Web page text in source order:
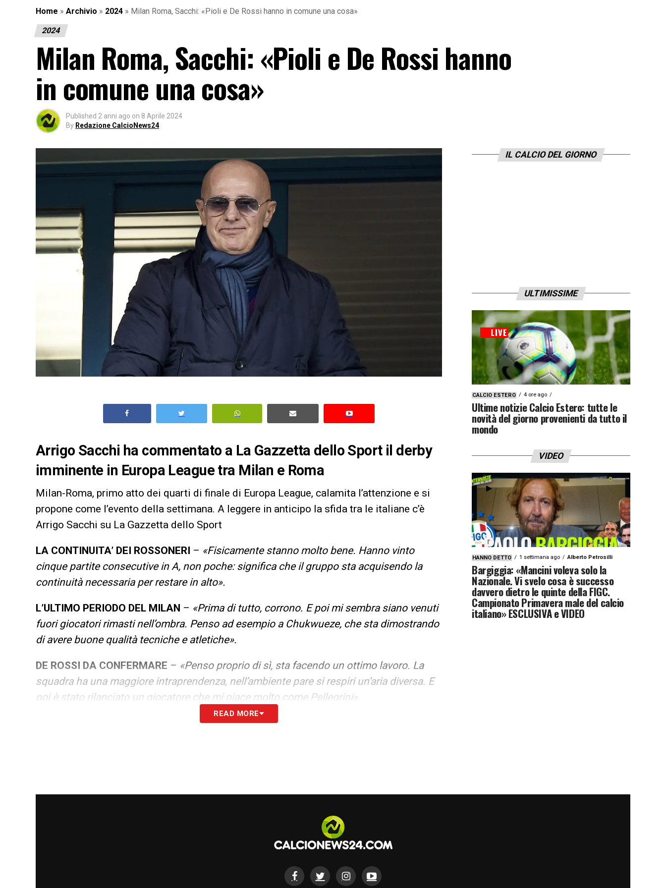
Home » Archivio » 2024 » Milan Roma, Sacchi: «Pioli e De Rossi hanno in comune una cosa»
2024
Milan Roma, Sacchi: «Pioli e De Rossi hanno
in comune una cosa»
Published 2 anni ago on 8 Aprile 2024
By Redazione CalcioNews24
Arrigo Sacchi ha commentato a La Gazzetta dello Sport il derby
imminente in Europa League tra Milan e Roma
Milan-Roma, primo atto dei quarti di finale di Europa League, calamita l’attenzione e si
propone come l’evento della settimana. A leggere in anticipo la sfida tra le italiane c’è
Arrigo Sacchi su La Gazzetta dello Sport
LA CONTINUITA’ DEI ROSSONERI – «Fisicamente stanno molto bene. Hanno vinto
cinque partite consecutive in A, non poche: significa che il gruppo sta acquisendo la
continuità necessaria per restare in alto».
L’ULTIMO PERIODO DEL MILAN – «Prima di tutto, corrono. E poi mi sembra siano venuti
fuori giocatori rimasti nell’ombra. Penso ad esempio a Chukwueze, che sta dimostrando
di avere buone qualità tecniche e atletiche».
DE ROSSI DA CONFERMARE – «Penso proprio di sì, sta facendo un ottimo lavoro. La
squadra ha una maggiore intraprendenza, nell’ambiente pare si respiri un’aria diversa. E
poi è stato rilanciato un giocatore che mi piace molto come Pellegrini».
«Sì, non ho nessun dubbio. Qui bisogna che la gente comincia a
READ MORE
IL CALCIO DEL GIORNO
ULTIMISSIME
CALCIO ESTERO 4 ore ago
Ultime notizie Calcio Estero: tutte le
novità del giorno provenienti da tutto il
mondo
VIDEO
HANNO DETTO 1 settimana ago Alberto Petrosilli
Bargiggia: «Mancini voleva solo la
Nazionale. Vi svelo cosa è successo
davvero dietro le quinte della FIGC.
Campionato Primavera male del calcio
italiano» ESCLUSIVA e VIDEO